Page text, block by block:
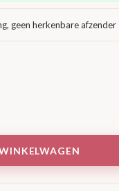
geen herkenbare afzender